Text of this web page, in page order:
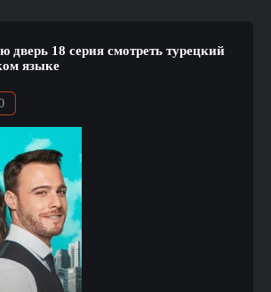
дверь 18 серия смотреть турецкий
языке